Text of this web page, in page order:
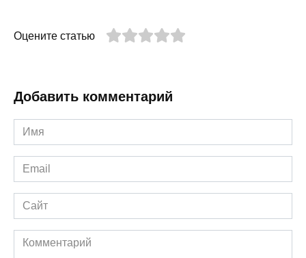
Оцените статью
Добавить комментарий
Имя
*
Email
*
Сайт
Комментарий